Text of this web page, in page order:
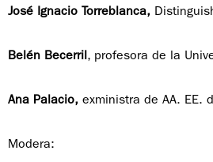
José Ignacio Torreblanca,
Belén Becerril, profesora de la
Ana Palacio, exministra de AA. EE.
Modera: